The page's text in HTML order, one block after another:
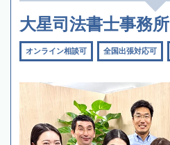
大星司法書士事務所
オンライン相談可 全国出張対応可